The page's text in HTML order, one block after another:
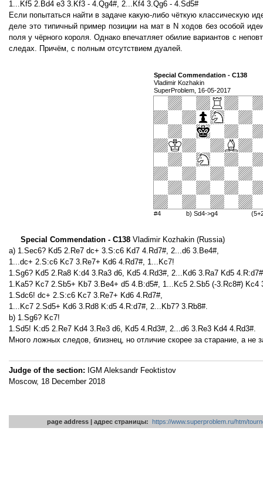
1...Kf5 2.Bd4 e3 3.Kf3 - 4.Qg4#, 2...Kf4 3.Qg6 - 4.Sd5#
Если попытаться найти в задаче какую-либо чёткую классическую
деле это типичный пример позиции на мат в N ходов без особой
поля у чёрного короля. Однако впечатляет обилие вариантов с
следах. Причём, с полным отсутствием дуалей.
Special Commendation - С138
Vladimir Kozhakin
SuperProblem, 16-05-2017
#4 b) Sd4->g4
Special Commendation - С138 Vladimir Kozhakin (Russia)
a) 1.Sec6? Kd5 2.Re7 dc+ 3.S:c6 Kd7 4.Rd7#, 2...d6 3.Be4#,
1...dc+ 2.S:c6 Kc7 3.Re7+ Kd6 4.Rd7#, 1...Kc7!
1.Sg6? Kd5 2.Ra8 K:d4 3.Ra3 d6, Kd5 4.Rd3#, 2...Kd6 3.Ra7 Kd5
1.Ka5? Kc7 2.Sb5+ Kb7 3.Be4+ d5 4.B:d5#, 1...Kc5 2.Sb5 (-3.Rc8#)
1.Sdc6! dc+ 2.S:c6 Kc7 3.Re7+ Kd6 4.Rd7#,
1...Kc7 2.Sd5+ Kd6 3.Rd8 K:d5 4.R:d7#, 2...Kb7? 3.Rb8#.
b) 1.Sg6? Kc7!
1.Sd5! K:d5 2.Re7 Kd4 3.Re3 d6, Kd5 4.Rd3#, 2...d6 3.Re3 Kd4 4.Rd3#.
Много ложных следов, близнец, но отличие скорее за старание, а не
Judge of the section: IGM Aleksandr Feoktistov
Moscow, 18 December 2018
page address | адрес страницы: https://www.superproblem.ru/htm/